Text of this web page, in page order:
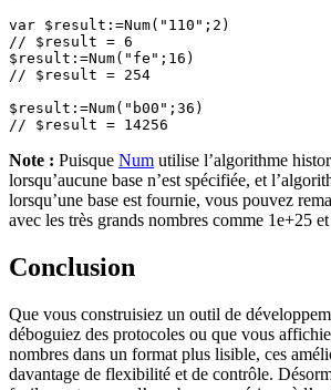
var $result:=Num("110";2)
// $result = 6
$result:=Num("fe";16)
// $result = 254
$result:=Num("b00";36)
// $result = 14256
Note : Puisque Num utilise l’algorithme
lorsqu’aucune base n’est spécifiée, et
lorsqu’une base est fournie, vous pouvez
avec les très grands nombres comme 1e+25
Conclusion
Que vous construisiez un outil de
déboguiez des protocoles ou que vous
nombres dans un format plus lisible, ces
davantage de flexibilité et de contrôle.